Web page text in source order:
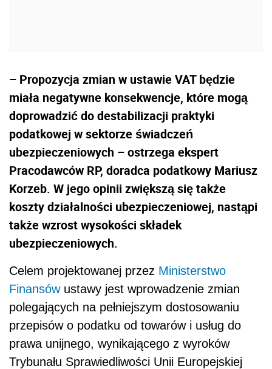
– Propozycja zmian w ustawie VAT będzie
miała negatywne konsekwencje, które mogą
doprowadzić do destabilizacji praktyki
podatkowej w sektorze świadczeń
ubezpieczeniowych – ostrzega ekspert
Pracodawców RP, doradca podatkowy Mariusz
Korzeb. W jego opinii zwiększą się także
koszty działalności ubezpieczeniowej, nastąpi
także wzrost wysokości składek
ubezpieczeniowych.
Celem projektowanej przez Ministerstwo
Finansówustawy jest wprowadzenie zmian
polegających na pełniejszym dostosowaniu
przepisów o podatku od towarów i usług do
prawa unijnego, wynikającego z wyroków
Trybunału Sprawiedliwości Unii Europejskiej